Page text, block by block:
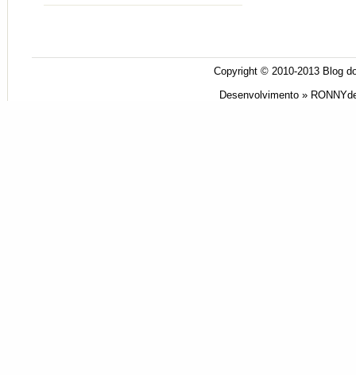
Copyright © 2010-2013 Blog
Desenvolvimento »